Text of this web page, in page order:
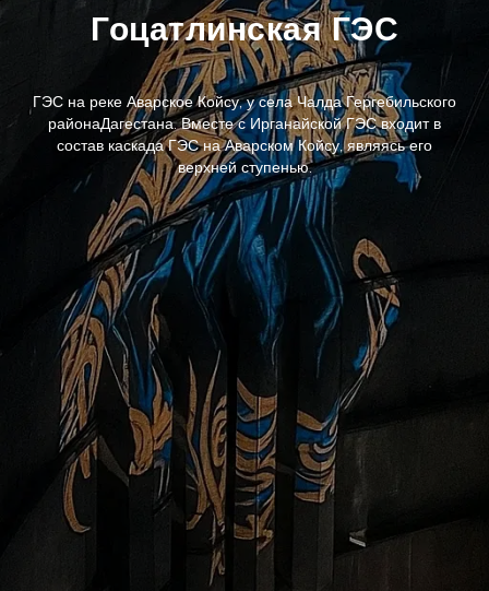
Гоцатлинская ГЭС
ГЭС на реке Аварское Койсу, у села Чалда Гергебильского
районаДагестана. Вместе с Ирганайской ГЭС входит в
состав каскада ГЭС на Аварском Койсу, являясь его
верхней ступенью.